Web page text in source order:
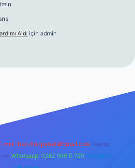
Aldı için admin
mail: backlinkpaneli@gmail.com Teams:
Whatsapp: 0262 606 0 726 Telegram: